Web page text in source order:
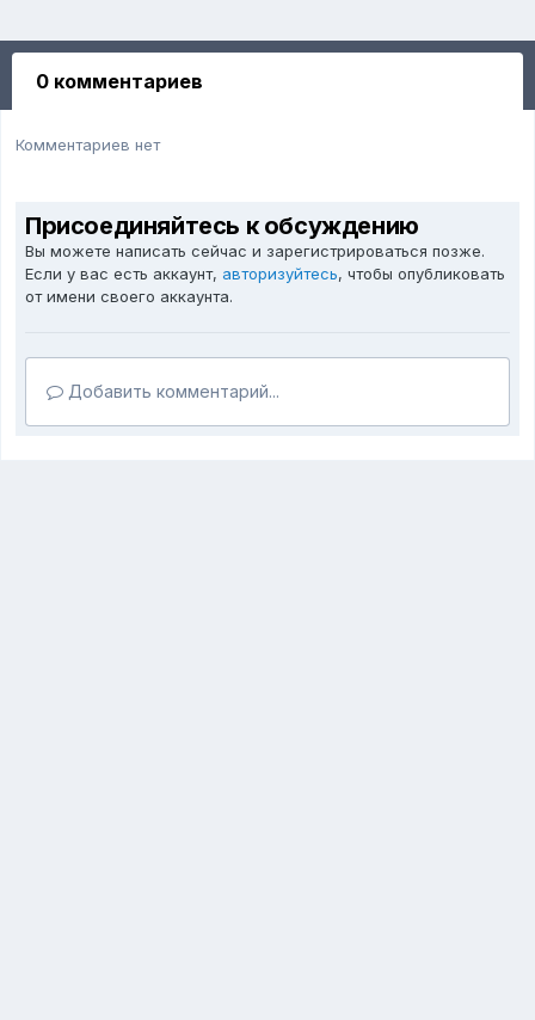
0 комментариев
Комментариев нет
Присоединяйтесь к обсуждению
Вы можете написать сейчас и зарегистрироваться позже.
Если у вас есть аккаунт, авторизуйтесь, чтобы опубликовать
от имени своего аккаунта.
Добавить комментарий...